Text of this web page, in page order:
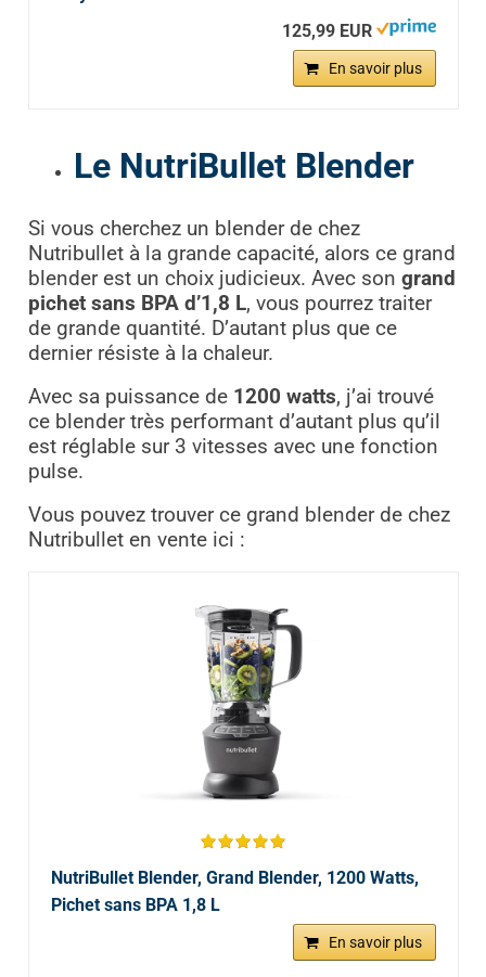
125,99 EUR
En savoir plus
Le NutriBullet Blender
Si vous cherchez un blender de chez
Nutribullet à la grande capacité, alors ce grand
blender est un choix judicieux. Avec son grand
pichet sans BPA d’1,8 L, vous pourrez traiter
de grande quantité. D’autant plus que ce
dernier résiste à la chaleur.
Avec sa puissance de 1200 watts, j’ai trouvé
ce blender très performant d’autant plus qu’il
est réglable sur 3 vitesses avec une fonction
pulse.
Vous pouvez trouver ce grand blender de chez
Nutribullet en vente ici :
NutriBullet Blender, Grand Blender, 1200 Watts,
Pichet sans BPA 1,8 L
En savoir plus